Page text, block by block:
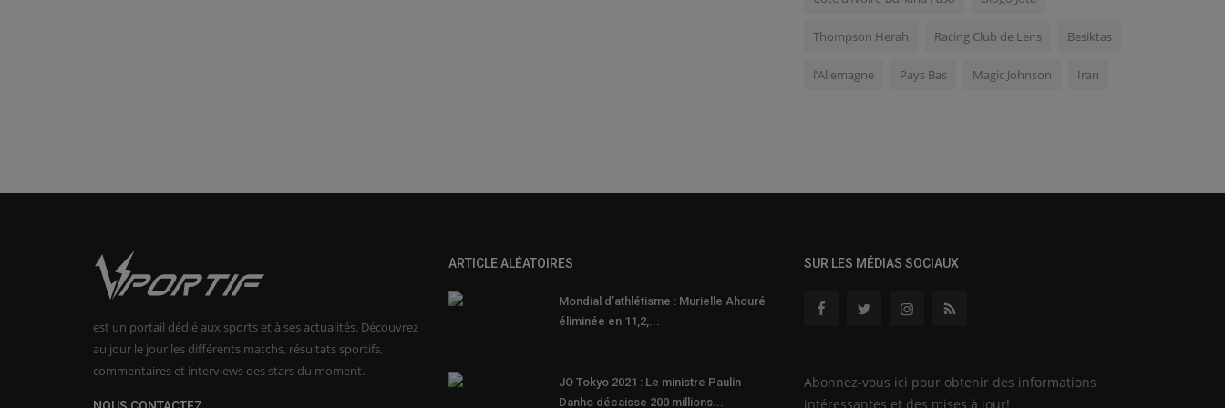
Thompson Herah Racing Club de Lens Besiktas
l’Allemagne Pays Bas Magic Johnson Iran
est un portail dédié aux sports et à ses actualités. Découvrez
au jour le jour les différents matchs, résultats sportifs,
commentaires et interviews des stars du moment.
ARTICLE ALÉATOIRES
Mondial d’athlétisme : Murielle Ahouré
éliminée en 11,2,...
JO Tokyo 2021 : Le ministre Paulin
Danho décaisse 200 millions...
SUR LES MÉDIAS SOCIAUX
Abonnez-vous ici pour obtenir des informations
intéressantes et des mises à jour!